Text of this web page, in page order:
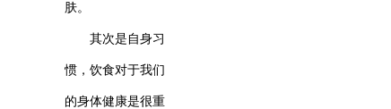
肤。
其次是自身习
惯，饮食对于我们
的身体健康是很重